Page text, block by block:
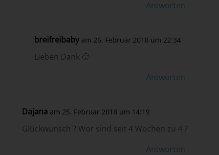
Antworten
breifreibaby am 26. Februar 2018 um 22:34
Lieben Dank 🙂
Antworten
Dajana am 25. Februar 2018 um 14:19
Glückwunsch ? Wor sind seit 4 Wochen zu 4 ?
Antworten